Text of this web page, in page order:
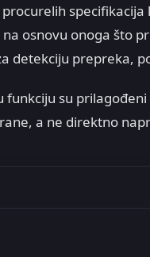
osnovu onoga što
detekciju prepreka,
funkciju su
a ne direktno